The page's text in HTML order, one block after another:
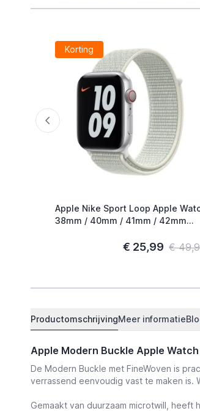
Korting
Apple Nike Sport Loop Apple
38mm / 40mm / 41mm / 42mm
€ 25,99 €
ProductomschrijvingMeer informatie
Apple Modern Buckle Apple
De Modern Buckle met FineWoven is
verrassend eenvoudig vast te maken
Gemaakt van duurzaam microtwill,